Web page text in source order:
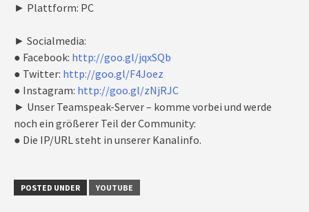
► Plattform: PC
► Socialmedia:
● Facebook: http://goo.gl/jqxSQb
● Twitter: http://goo.gl/F4Joez
● Instagram: http://goo.gl/zNjRJC
► Unser Teamspeak-Server – komme vorbei und werde
noch ein größerer Teil der Community:
● Die IP/URL steht in unserer Kanalinfo.
POSTED UNDER YOUTUBE